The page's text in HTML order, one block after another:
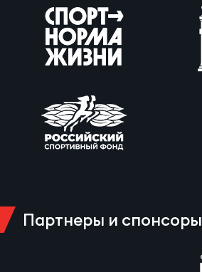
Партнеры и спонсоры